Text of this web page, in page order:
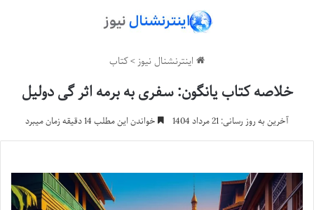
اینترنشنال نیوز>کتاب
خلاصه کتاب یانگون: سفری به برمه اثر گی دولیل
آخرین به روز رسانی: 21 مرداد 1404 خواندن این مطلب 14 دقیقه زمان میبرد